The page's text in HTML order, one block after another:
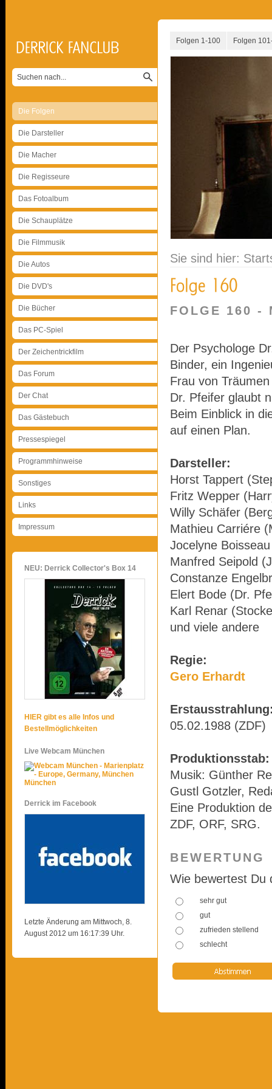
Die Folgen
Die Darsteller
Die Macher
Die Regisseure
Das Fotoalbum
Die Schauplätze
Die Filmmusik
Die Autos
Die DVD's
Die Bücher
Das PC-Spiel
Der Zeichentrickfilm
Das Forum
Der Chat
Das Gästebuch
Pressespiegel
Programmhinweise
Sonstiges
Links
Impressum
NEU: Derrick Collector's Box 14
HIER gibt es alle Infos und
Bestellmöglichkeiten
Live Webcam München
München
Derrick im Facebook
Letzte Änderung am Mittwoch, 8.
August 2012 um 16:17:39 Uhr.
Folgen 1-100 Folgen
Sie sind hier:
FOLGE 160 -
Der Psychologe
Binder, ein
Frau von
Dr. Pfeifer glaubt
Beim Einblick in
auf einen Plan.
Darsteller:
Horst Tappert
Fritz Wepper
Willy Schäfer
Mathieu Carriére
Jocelyne
Manfred Seipold
Constanze
Elert Bode (Dr.
Karl Renar
und viele andere
Regie:
Gero Erhardt
05.02.1988 (ZDF)
Produktionsstab:
Musik: Günther
Gustl Gotzler,
Eine Produktion
ZDF, ORF, SRG.
BEWERTUNG
Wie bewertest Du
sehr gut
gut
zufrieden stellend
schlecht